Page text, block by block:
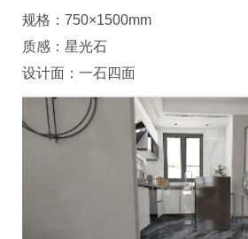
规格：750×1500mm
质感：星光石
设计面：一石四面